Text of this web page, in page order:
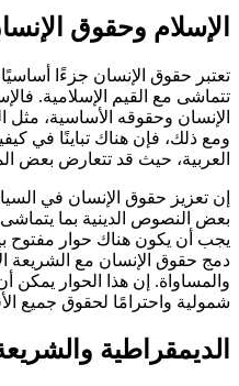
الإسلام وحقوق
تعتبر حقوق الإنسان جزءًا
تتماشى مع القيم الإسلامية.
الإنسان وحقوقه الأساسية، مثل
ومع ذلك، فإن هناك تباينًا في
العربية، حيث قد تتعارض بعض
إن تعزيز حقوق الإنسان في
بعض النصوص الدينية بما يتماشى
يجب أن يكون هناك حوار مفتوح
دمج حقوق الإنسان مع الشريعة
والمساواة. إن هذا الحوار يمكن
شمولية واحترامًا لحقوق جميع
الديمقراطية